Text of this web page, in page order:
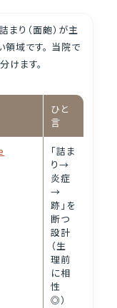
まり（面皰）が主
領域です。 当院で
けます。
ひと
言
「詰ま
り→
炎症
→
跡」を
断つ
設計
（生
理前
に相
性
◎）